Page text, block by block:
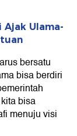
Ajak Ulama-
bersatu
bisa berdiri
bisa
menuju visi